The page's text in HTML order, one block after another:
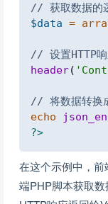
// 获取数据的
$data =
// 设置HTTP响
header(
// 将数据转换
echo
?>
在这个示例中，前
端PHP脚本获取